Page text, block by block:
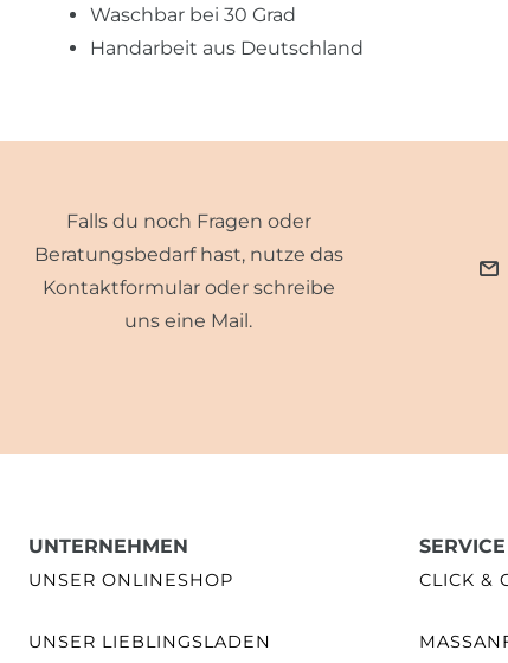
Waschbar bei 30 Grad
Handarbeit aus Deutschland
Falls du noch Fragen oder
Beratungsbedarf hast, nutze das
Kontaktformular oder schreibe
uns eine Mail.
UNTERNEHMEN
UNSER ONLINESHOP
UNSER LIEBLINGSLADEN
SERVICE
CLICK &